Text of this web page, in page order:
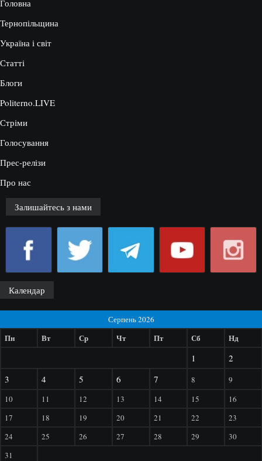
Головна
Тернопільщина
Україна і світ
Статті
Блоги
Politerno.LIVE
Стріми
Голосування
Прес-релізи
Про нас
Залишайтесь з нами
Календар
Серпень 2026
Пн Вт Ср Чт Пт Сб Нд
1
2
3
4 5 6 7 8
9
10
11 12 13 14 15
16
17
18 19 20 21 22
23
24
25 26 27 28 29
30
31